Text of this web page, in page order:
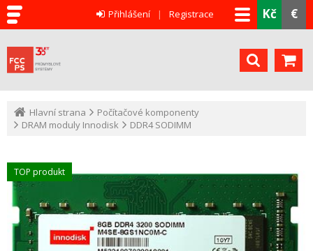
Kč €
Přihlášení Registrace
Hlavní strana
Počítačové komponenty
DRAM moduly Innodisk
DDR4 SODIMM
TOP produkt